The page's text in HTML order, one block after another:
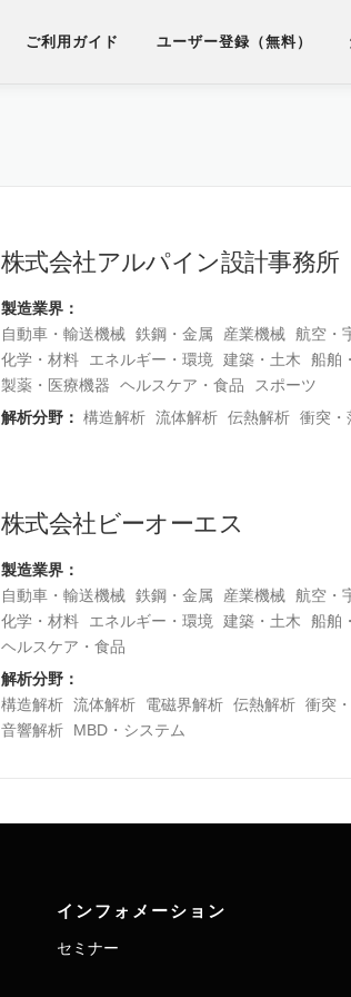
ご利用ガイド ユーザー登録（無料）
株式会社アルパイン設計事務所
製造業界：
自動車・輸送機械
鉄鋼・金属 産業機械 航空・
化学・材料
エネルギー・環境 建築・土木
船舶
製薬・医療機器
ヘルスケア・食品
スポーツ
解析分野： 構造解析 流体解析 伝熱解析 衝突・
株式会社ビーオーエス
製造業界：
自動車・輸送機械
鉄鋼・金属 産業機械 航空・
化学・材料
エネルギー・環境 建築・土木
船舶
ヘルスケア・食品
解析分野：
構造解析 流体解析 電磁界解析 伝熱解析 衝突
音響解析
MBD・システム
インフォメーション
セミナー